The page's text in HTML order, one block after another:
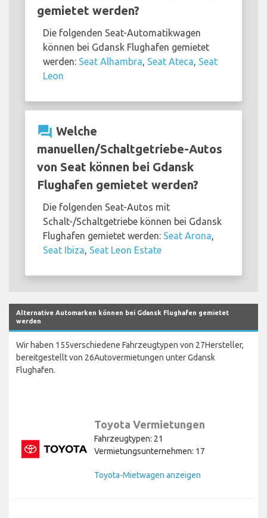
gemietet werden?
Die folgenden Seat-Automatikwagen
können bei Gdansk Flughafen gemietet
werden: Seat Alhambra Seat Ateca Seat
Leon
question_answer Welche
manuellen/Schaltgetriebe-Autos
von Seat können bei Gdansk
Flughafen gemietet werden?
Die folgenden Seat-Autos mit
Schalt-/Schaltgetriebe können bei Gdansk
Flughafen gemietet werden: Seat Arona
Seat Ibiza Seat Leon Estate
Alternative Automarken können bei Gdansk Flughafen gemietet
werden
Wir haben 155verschiedene Fahrzeugtypen von 27Hersteller,
bereitgestellt von 26Autovermietungen unter Gdansk
Flughafen.
Toyota Vermietungen
Fahrzeugtypen: 21
Vermietungsunternehmen: 17
Toyota-Mietwagen anzeigen